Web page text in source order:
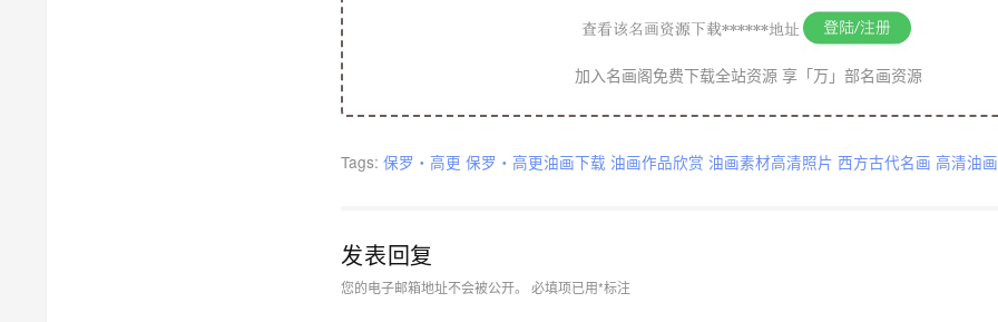
加入名画阁免费下载全站资源 享「万」部名画资源
Tags:保罗・高更 保罗・高更油画下载 油画作品欣赏 油画素材高清照片 西方古代名画 高清油
发表回复
您的电子邮箱地址不会被公开。 必填项已用*标注